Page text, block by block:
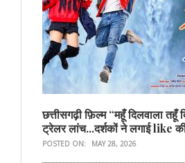
छत्तीसगढ़ी फ़िल्म “महूँ दिलवाला
ट्रेलर लांच...दर्शकों ने लगाई like
POSTED ON: MAY 28, 2026